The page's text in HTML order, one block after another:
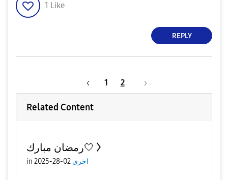
1 Like
REPLY
1 2
Related Content
رمضان مبارك🤍
in اخرى 02-28-2025